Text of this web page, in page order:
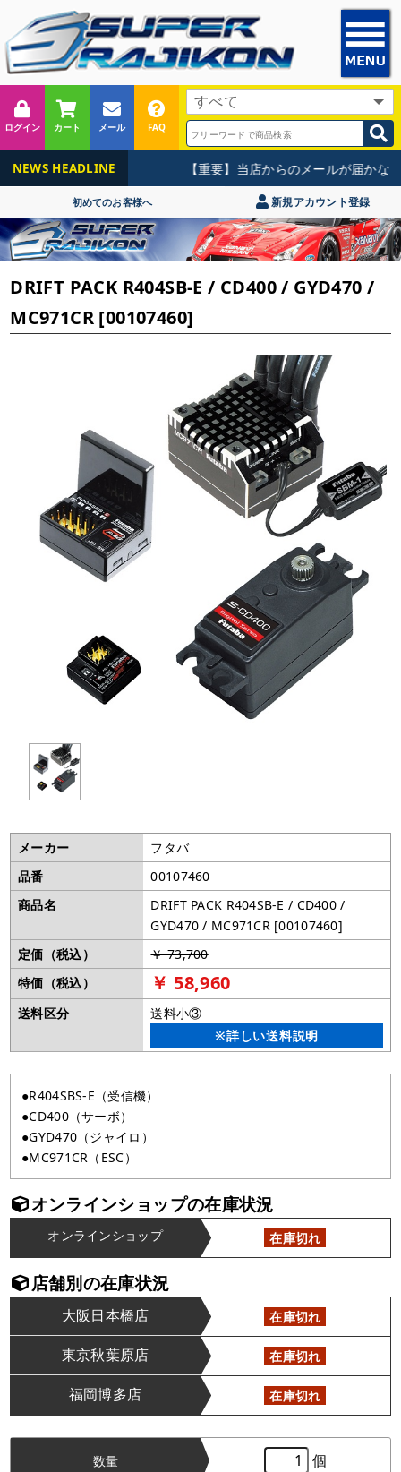
ログイン カート メール FAQ
NEWS HEADLINE 【重要】当店からのメールが届かな
初めてのお客様へ 新規アカウント登録
DRIFT PACK R404SB-E / CD400 / GYD470 /
MC971CR [00107460]
メーカー
フタバ
品番
00107460
商品名
DRIFT PACK R404SB-E / CD400 /
GYD470 / MC971CR [00107460]
定価（税込）
￥ 73,700
特価（税込）
￥ 58,960
送料区分
送料小③
※詳しい送料説明
●R404SBS-E（受信機）
●CD400（サーボ）
●GYD470（ジャイロ）
●MC971CR（ESC）
オンラインショップの在庫状況
オンラインショップ 在庫切れ
店舗別の在庫状況
大阪日本橋店 在庫切れ
東京秋葉原店 在庫切れ
福岡博多店 在庫切れ
数量 個